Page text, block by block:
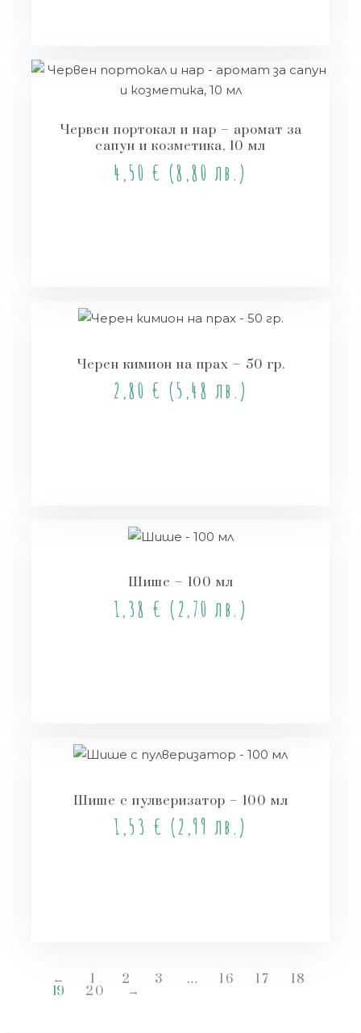
Червен портокал и нар – аромат за
сапун и козметика, 10 мл
4,50 € (8,80 лв.)
Черен кимион на прах – 50 гр.
2,80 € (5,48 лв.)
Шише – 100 мл
1,38 € (2,70 лв.)
Шише с пулверизатор – 100 мл
1,53 € (2,99 лв.)
← 1 2 3 … 16 17 18
19 20 →